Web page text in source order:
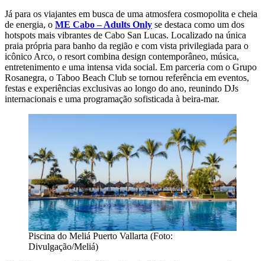
Já para os viajantes em busca de uma atmosfera cosmopolita e cheia
de energia, o ME Cabo – Adults Only se destaca como um dos
hotspots mais vibrantes de Cabo San Lucas. Localizado na única
praia própria para banho da região e com vista privilegiada para o
icônico Arco, o resort combina design contemporâneo, música,
entretenimento e uma intensa vida social. Em parceria com o Grupo
Rosanegra, o Taboo Beach Club se tornou referência em eventos,
festas e experiências exclusivas ao longo do ano, reunindo DJs
internacionais e uma programação sofisticada à beira-mar.
Piscina do Meliá Puerto Vallarta (Foto:
Divulgação/Meliá)